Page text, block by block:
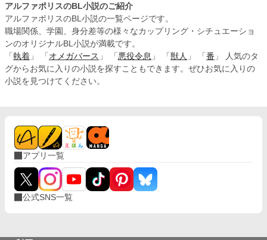
アルファポリスのBL小説のご紹介
アルファポリスのBL小説の一覧ページです。
職場関係、学園、身分差等の様々なカップリング・シチュエーショ
ンのオリジナルBL小説が満載です。
「 執着 」 「 オメガバース 」 「 悪役令息 」 「 獣人 」 「 番 」 人気のタ
グからお気に入りの小説を探すこともできます。ぜひお気に入りの
小説を見つけてください。
アプリ一覧
公式SNS一覧